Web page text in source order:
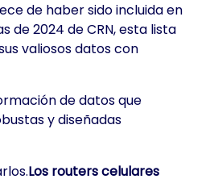
de haber sido incluida en
de 2024 de CRN, esta lista
valiosos datos con
de datos que
y diseñadas
Los routers celulares